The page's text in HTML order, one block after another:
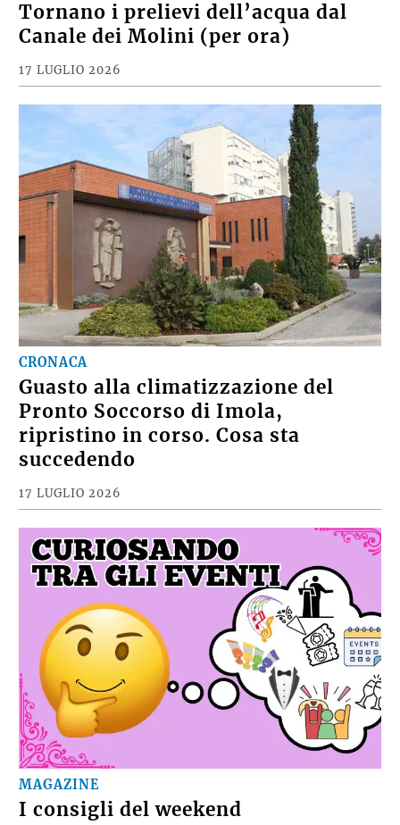
Tornano i prelievi dell’acqua dal
Canale dei Molini (per ora)
17 LUGLIO 2026
CRONACA
Guasto alla climatizzazione del
Pronto Soccorso di Imola,
ripristino in corso. Cosa sta
succedendo
17 LUGLIO 2026
MAGAZINE
I consigli del weekend